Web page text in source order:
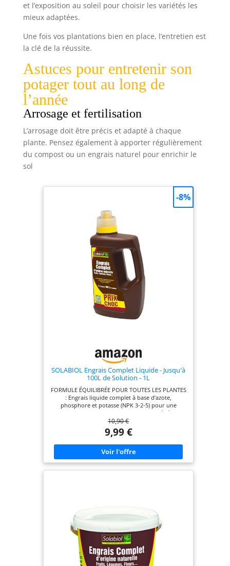
et l’exposition au soleil pour choisir les variétés les
mieux adaptées.
Une fois vos plantations bien en place, l’entretien est
la clé de la réussite.
Astuces pour entretenir son
potager tout au long de
l’année
Arrosage et fertilisation
L’arrosage doit être précis et adapté à chaque
plante. Pensez également à apporter régulièrement
du compost ou un engrais naturel pour enrichir le
sol
SOLABIOL Engrais Complet Liquide - Jusqu'à
100L de Solution - 1L
FORMULE ÉQUILIBRÉE POUR TOUTES LES PLANTES
: Engrais liquide complet à base d’azote,
phosphore et potasse (NPK 3-2-5) pour une
croissance harmonieuse, une floraison généreuse
et un feuillage éclatant. Idéal pour toutes les
cultures : plantes d’intérieur, balcon, potager et
jardin. STIMULE LA CROISSANCE ET LA FLORAISON
: Sa formule nutritive renforce les plantes à
chaque arrosage, favorisant des racines solides,
des tiges robustes et des fleurs plus nombreuses.
bouchon doseur intégré permet un dosage rapide
et précis, évitant tout gaspillage. ENGRAIS
ORGANIQUE NATUREL : Riche en matière
organique (43,8 %), il respecte l’équilibre
biologique du sol et contribue à une croissance
durable et écologique des plantes.
10,90 €
9,99 €
-8%